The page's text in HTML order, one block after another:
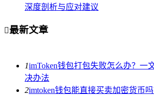
深度剖析与应对建议
最新文章
1imToken钱包打包失败怎么办？一
决办法
2imtoken钱包能直接买卖加密货币